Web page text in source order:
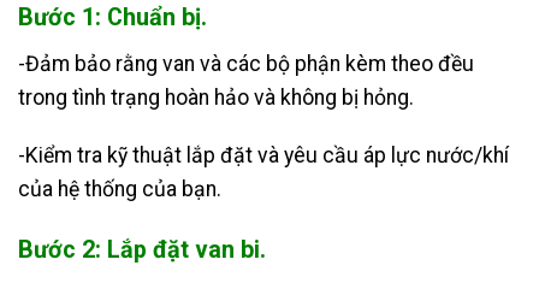
Bước 1: Chuẩn bị.
-Đảm bảo rằng van và các bộ phận kèm theo đều
trong tình trạng hoàn hảo và không bị hỏng.
-Kiểm tra kỹ thuật lắp đặt và yêu cầu áp lực nước/khí
của hệ thống của bạn.
Bước 2: Lắp đặt van bi.